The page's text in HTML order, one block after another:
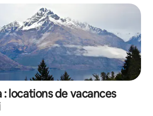
: locations de vacances